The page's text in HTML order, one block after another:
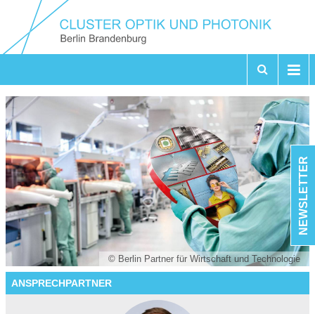
© Berlin Partner für Wirtschaft und Technologie
ANSPRECHPARTNER
NEWSLETTER